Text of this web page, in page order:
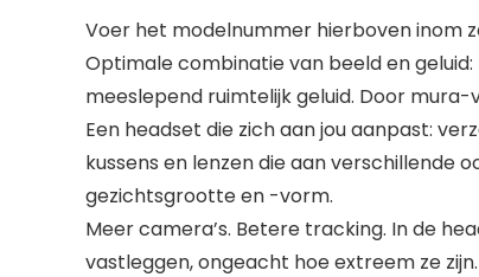
Voer het modelnummer hierboven inom
Optimale combinatie van beeld en
meeslepend ruimtelijk geluid. Door mura-
Een headset die zich aan jou aanpast:
kussens en lenzen die aan
gezichtsgrootte en -vorm.
Meer camera’s. Betere tracking. In de
vastleggen, ongeacht hoe extreem ze